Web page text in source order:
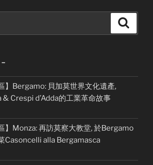
】Bergamo: 貝加莫世界文化遺產,
& Crespi d’Adda的工業革命故事
】Monza: 再訪莫察大教堂, 於Bergamo
Casoncelli alla Bergamasca